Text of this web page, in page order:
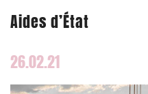
Aides d’État
26.02.21